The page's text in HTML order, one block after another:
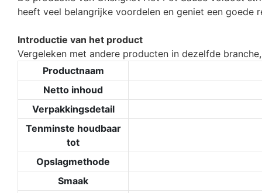
heeft veel belangrijke voordelen en geniet een goede
Introductie van het product
Vergeleken met andere producten in dezelfde
Productnaam
Netto inhoud
Verpakkingsdetail
Tenminste houdbaar
tot
Opslagmethode
Smaak